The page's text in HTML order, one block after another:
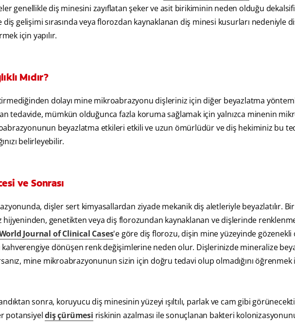
genellikle diş minesini zayıflatan şeker ve asit birikiminin neden olduğu
gelişimi sırasında veya florozdan kaynaklanan diş minesi kusurları nedeniyle
için yapılır.
Mıdır?
dolayı mine mikroabrazyonu dişleriniz için diğer beyazlatma
tedavide, mümkün olduğunca fazla koruma sağlamak için yalnızca minenin
beyazlatma etkileri etkili ve uzun ömürlüdür ve diş hekiminiz bu
belirleyebilir.
ve Sonrası
dişler sert kimyasallardan ziyade mekanik diş aletleriyle beyazlatılır.
hijyeninden, genetikten veya diş florozundan kaynaklanan ve dişlerinde
Journal of Clinical Cases'e göre diş florozu, dişin mine yüzeyinde gözenekli
kahverengiye dönüşen renk değişimlerine neden olur. Dişlerinizde mineralize
mine mikroabrazyonunun sizin için doğru tedavi olup olmadığını öğrenmek
sonra, koruyucu diş minesinin yüzeyi ışıltılı, parlak ve cam gibi
potansiyeldiş çürümesi riskinin azalması ile sonuçlanan bakteri